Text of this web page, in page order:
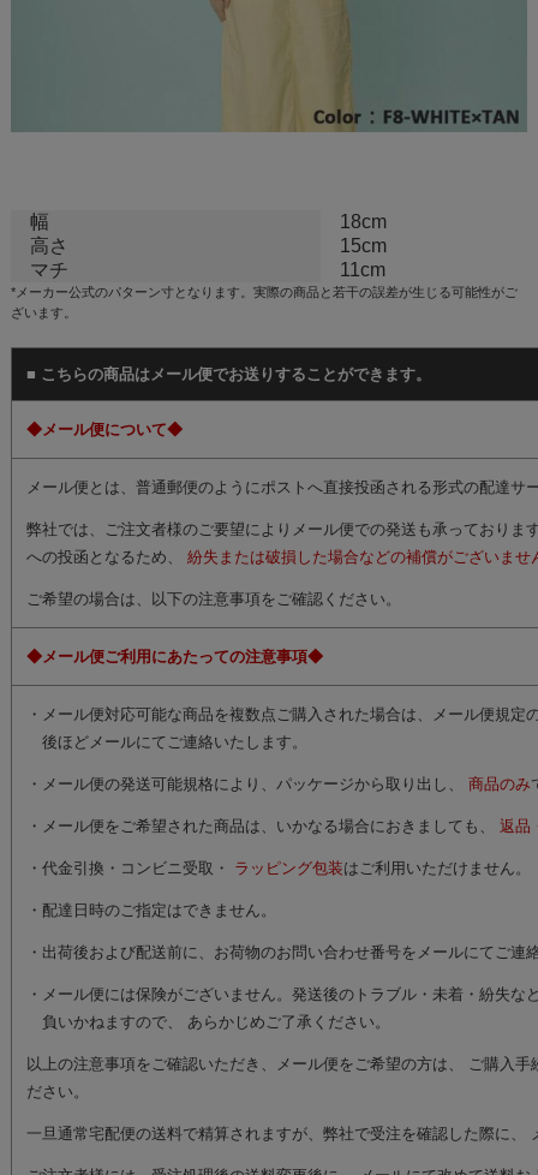
幅
18cm
高さ
15cm
マチ
11cm
*メーカー公式のパターン寸となります。実際の商品と若干の誤差が生じる可能性がご
ざいます。